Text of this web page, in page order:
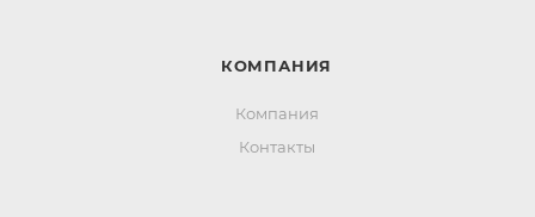
КОМПАНИЯ
Компания
Контакты